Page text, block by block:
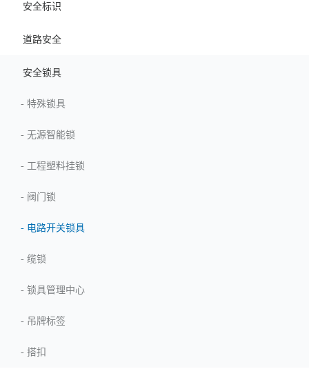
安全标识
道路安全
安全锁具
- 特殊锁具
- 无源智能锁
- 工程塑料挂锁
- 阀门锁
- 电路开关锁具
- 缆锁
- 锁具管理中心
- 吊牌标签
- 搭扣